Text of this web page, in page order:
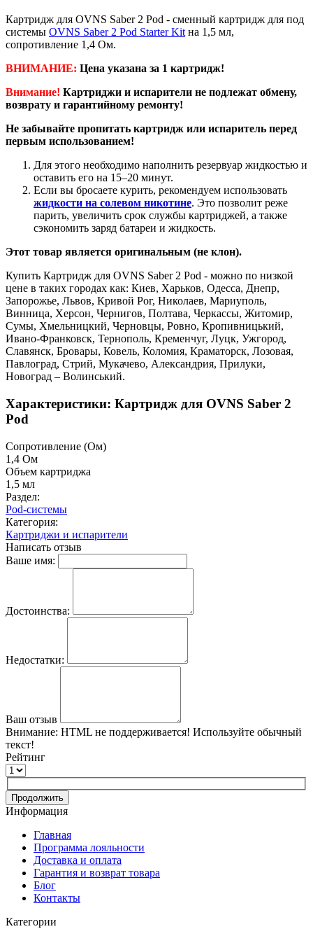
Картридж для OVNS Saber 2 Pod - сменный картридж для под
системы OVNS Saber 2 Pod Starter Kit на 1,5 мл,
сопротивление 1,4 Ом.
ВНИМАНИЕ: Цена указана за 1 картридж!
Внимание! Картриджи и испарители не подлежат обмену,
возврату и гарантийному ремонту!
Не забывайте пропитать картридж или испаритель перед
первым использованием!
Для этого необходимо наполнить резервуар жидкостью и
оставить его на 15–20 минут.
Если вы бросаете курить, рекомендуем использовать
жидкости на солевом никотине. Это позволит реже
парить, увеличить срок службы картриджей, а также
сэкономить заряд батареи и жидкость.
Этот товар является оригинальным (не клон).
Купить Картридж для OVNS Saber 2 Pod - можно по низкой
цене в таких городах как: Киев, Харьков, Одесса, Днепр,
Запорожье, Львов, Кривой Рог, Николаев, Мариуполь,
Винница, Херсон, Чернигов, Полтава, Черкассы, Житомир,
Сумы, Хмельницкий, Черновцы, Ровно, Кропивницький,
Ивано-Франковск, Тернополь, Кременчуг, Луцк, Ужгород,
Славянск, Бровары, Ковель, Коломия, Краматорск, Лозовая,
Павлоград, Стрий, Мукачево, Александрия, Прилуки,
Новоград – Волинський.
Характеристики: Картридж для OVNS Saber 2
Pod
Cопротивление (Ом)
1,4 Ом
Объем картриджа
1,5 мл
Раздел:
Pod-системы
Категория:
Картриджи и испарители
Написать отзыв
Ваше имя:
Достоинства:
Недостатки:
Ваш отзыв
Внимание: HTML не поддерживается! Используйте обычный
текст!
Рейтинг
Продолжить
Информация
Главная
Программа лояльности
Доставка и оплата
Гарантия и возврат товара
Блог
Контакты
Категории